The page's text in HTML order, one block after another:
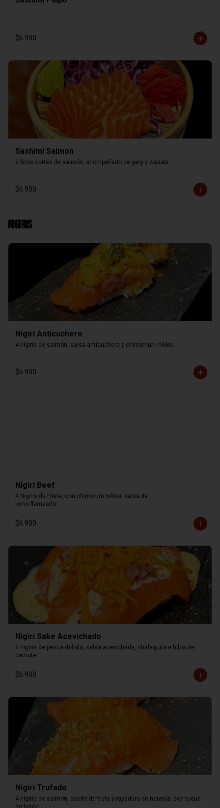
$6.900
Sashimi Salmon
5 finos cortes de salmón, acompañado de gary y wasabi.
$6.900
Nigiris
Nigiri Anticuchero
4 nigiris de salmón, salsa anticuchera y chimichurri nikkei.
$6.900
Nigiri Beef
4 Nigiris de Filete, con chimicurri nikkei, salsa de
lomo flameado.
$6.900
Nigiri Sake Acevichado
4 nigiris de pesca del día, salsa acevichada, chalaquita e hilos de
camote.
$6.900
Nigiri Trufado
4 nigiris de salmón, aceite de trufa y rayadura de naranja, con toque
de limón.